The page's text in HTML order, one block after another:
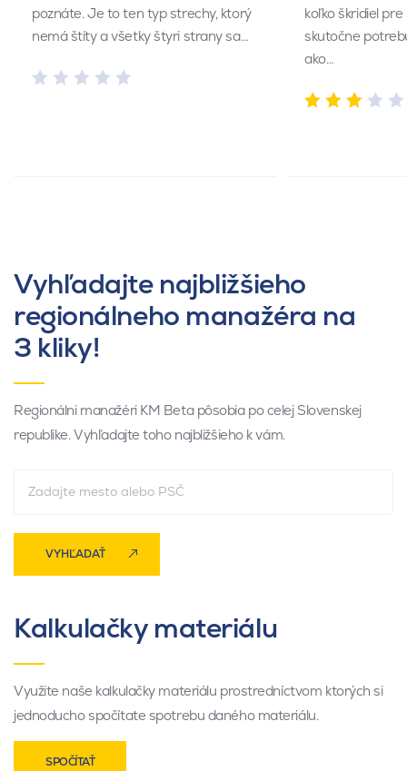
poznáte. Je to ten typ strechy, ktorý
nemá štíty a všetky štyri strany sa…
koľko škridiel
skutočne
ako…
Vyhľadajte najbližšieho
regionálneho manažéra na
3 kliky!
Regionálni manažéri KM Beta pôsobia po celej Slovenskej
republike. Vyhľadajte toho najbližšieho k vám.
VYHĽADAŤ
Kalkulačky materiálu
Využite naše kalkulačky materiálu prostredníctvom ktorých si
jednoducho spočítate spotrebu daného materiálu.
SPOČÍTAŤ